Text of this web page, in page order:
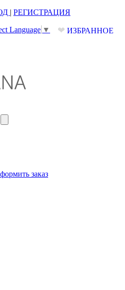
| РЕГИСТРАЦИЯ
❤ ИЗБРАННОЕ
Language ▼
заказ